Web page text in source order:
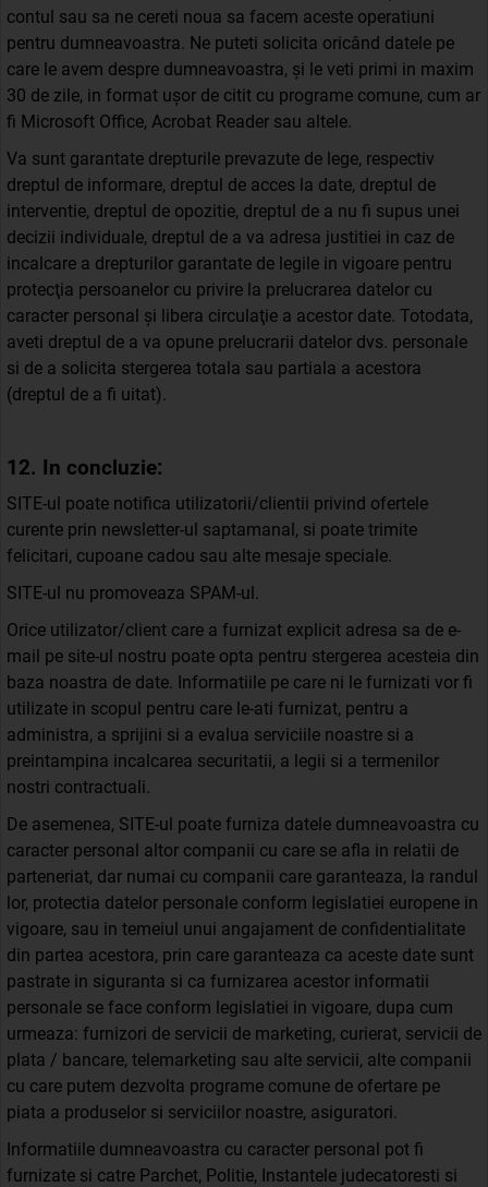
contul sau sa ne cereti noua sa facem aceste operatiuni
pentru dumneavoastra. Ne puteti solicita oricând datele pe
care le avem despre dumneavoastra, și le veti primi in maxim
30 de zile, in format ușor de citit cu programe comune, cum ar
fi Microsoft Office, Acrobat Reader sau altele.
Va sunt garantate drepturile prevazute de lege, respectiv
dreptul de informare, dreptul de acces la date, dreptul de
interventie, dreptul de opozitie, dreptul de a nu fi supus unei
decizii individuale, dreptul de a va adresa justitiei in caz de
incalcare a drepturilor garantate de legile in vigoare pentru
protecţia persoanelor cu privire la prelucrarea datelor cu
caracter personal şi libera circulaţie a acestor date. Totodata,
aveti dreptul de a va opune prelucrarii datelor dvs. personale
si de a solicita stergerea totala sau partiala a acestora
(dreptul de a fi uitat).
12. In concluzie:
SITE-ul poate notifica utilizatorii/clientii privind ofertele
curente prin newsletter-ul saptamanal, si poate trimite
felicitari, cupoane cadou sau alte mesaje speciale.
SITE-ul nu promoveaza SPAM-ul.
Orice utilizator/client care a furnizat explicit adresa sa de e-
mail pe site-ul nostru poate opta pentru stergerea acesteia din
baza noastra de date. Informatiile pe care ni le furnizati vor fi
utilizate in scopul pentru care le-ati furnizat, pentru a
administra, a sprijini si a evalua serviciile noastre si a
preintampina incalcarea securitatii, a legii si a termenilor
nostri contractuali.
De asemenea, SITE-ul poate furniza datele dumneavoastra cu
caracter personal altor companii cu care se afla in relatii de
parteneriat, dar numai cu companii care garanteaza, la randul
lor, protectia datelor personale conform legislatiei europene in
vigoare, sau in temeiul unui angajament de confidentialitate
din partea acestora, prin care garanteaza ca aceste date sunt
pastrate in siguranta si ca furnizarea acestor informatii
personale se face conform legislatiei in vigoare, dupa cum
urmeaza: furnizori de servicii de marketing, curierat, servicii de
plata / bancare, telemarketing sau alte servicii, alte companii
cu care putem dezvolta programe comune de ofertare pe
piata a produselor si serviciilor noastre, asiguratori.
Informatiile dumneavoastra cu caracter personal pot fi
furnizate si catre Parchet, Politie, Instantele judecatoresti si